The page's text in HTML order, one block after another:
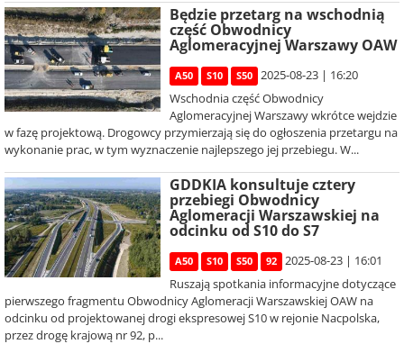
Będzie przetarg na wschodnią
część Obwodnicy
Aglomeracyjnej Warszawy OAW
A50 S10 S50
2025-08-23 | 16:20
Wschodnia część Obwodnicy
Aglomeracyjnej Warszawy wkrótce wejdzie
w fazę projektową. Drogowcy przymierzają się do ogłoszenia przetargu na
wykonanie prac, w tym wyznaczenie najlepszego jej przebiegu. W...
GDDKIA konsultuje cztery
przebiegi Obwodnicy
Aglomeracji Warszawskiej na
odcinku od S10 do S7
A50 S10 S50 92
2025-08-23 | 16:01
Ruszają spotkania informacyjne dotyczące
pierwszego fragmentu Obwodnicy Aglomeracji Warszawskiej OAW na
odcinku od projektowanej drogi ekspresowej S10 w rejonie Nacpolska,
przez drogę krajową nr 92, p...